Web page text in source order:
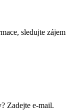
sledujte zájem
? Zadejte e‑mail.